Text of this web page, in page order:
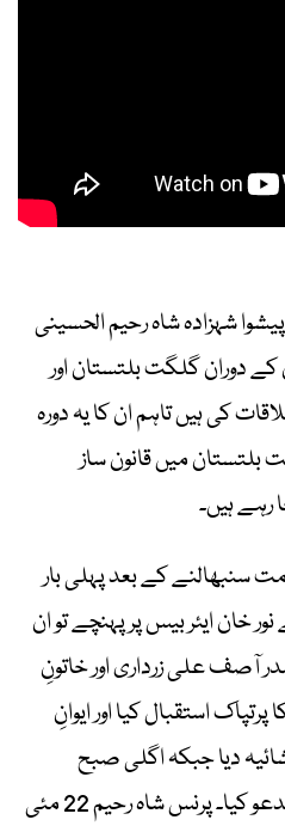
شہزادہ شاہ رحیم الحسینی
کے دوران گلگت بلتستان اور
کی ہیں تاہم ان کا یہ دورہ
میں قانون ساز
رہے ہیں۔
سنبھالنے کے بعد پہلی بار
نور خان ایئر بیس پر پہنچے تو ان
آصف علی زرداری اور خاتونِ
استقبال کیا اور ایوانِ
دیا جبکہ اگلی صبح
وزیراعظم نے انہیں ناشتے پر مدعو کیا۔ پرنس شاہ رحیم 22 مئی